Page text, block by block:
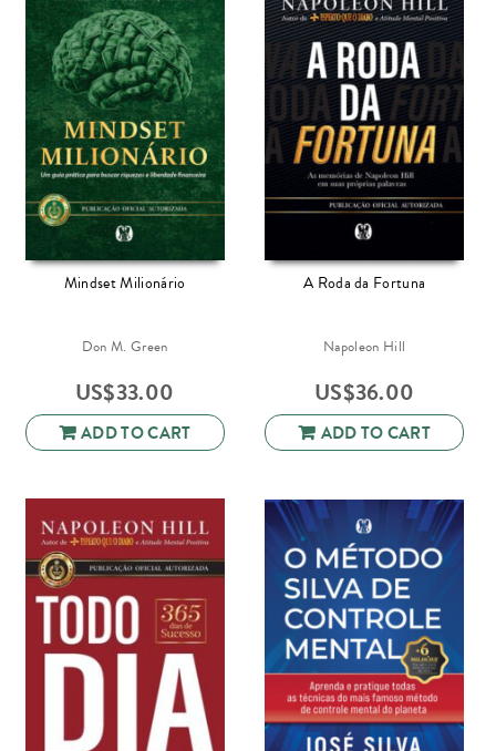
Mindset Milionário
Don M. Green
US$33.00
ADD TO CART
A Roda da Fortuna
Napoleon Hill
US$36.00
ADD TO CART